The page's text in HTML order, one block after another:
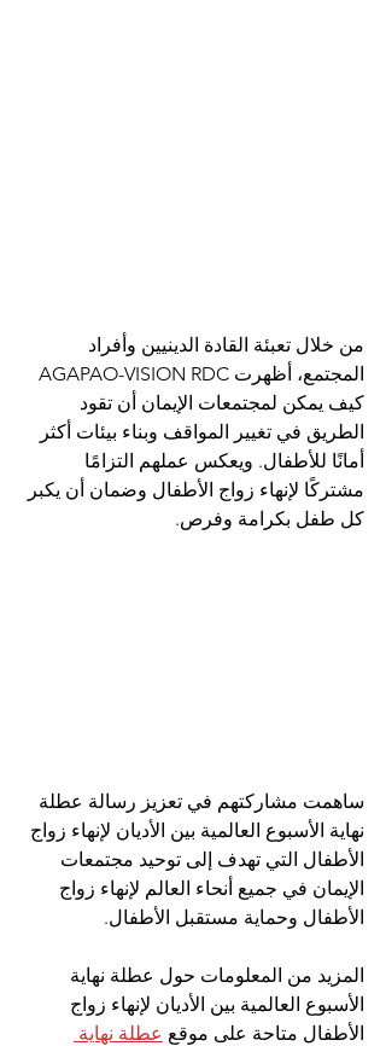
من خلال تعبئة القادة الدينيين وأفراد
كيف يمكن لمجتمعات الإيمان أن تقود
الطريق في تغيير المواقف وبناء بيئات أكثر
أمانًا للأطفال. ويعكس عملهم التزامًا
مشتركًا لإنهاء زواج الأطفال وضمان أن يكبر
كل طفل بكرامة وفرص.
ساهمت مشاركتهم في تعزيز رسالة عطلة
نهاية الأسبوع العالمية بين الأديان لإنهاء زواج
الأطفال التي تهدف إلى توحيد مجتمعات
الإيمان في جميع أنحاء العالم لإنهاء زواج
الأطفال وحماية مستقبل الأطفال.
المزيد من المعلومات حول عطلة نهاية
الأسبوع العالمية بين الأديان لإنهاء زواج
الأطفال متاحة على موقع عطلة نهاية